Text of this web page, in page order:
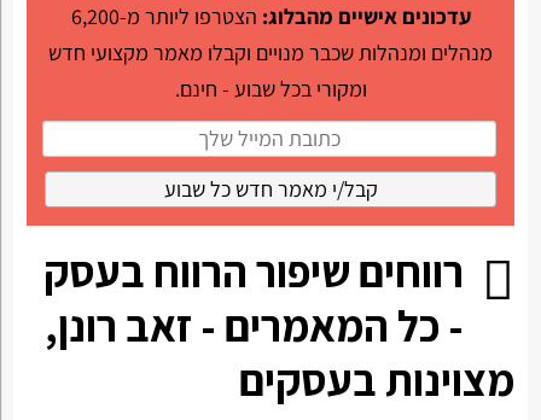
עדכונים אישיים מהבלוג:
הצטרפו ליותר מ-6,200
מנהלים ומנהלות שכבר מנויים וקבלו מאמר מקצועי חדש
ומקורי בכל שבוע - חינם.
רווחים שיפור הרווח בעסק
- כל המאמרים - זאב רונן,
מצוינות בעסקים